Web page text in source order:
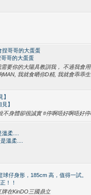
捏哥哥的大蛋蛋
哥的大蛋蛋
要你的大陽具教訓我， 不過我會
我就食晒你D精, 我就會乖乖
】
不身體卻很誠實 #停啊唔好啊唔好停
柔....
溫柔....
球仔身形，185cm 高，值得一試。
！！
在KinDO三國鼎立